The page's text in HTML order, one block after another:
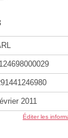
2011
Éditer les